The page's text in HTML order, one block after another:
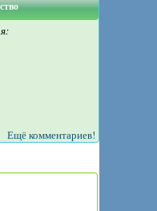
Ещё комментариев!